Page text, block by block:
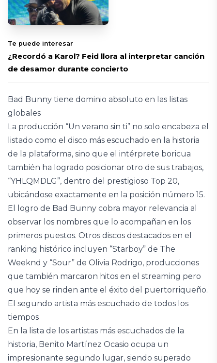
Te puede interesar
¿Recordó a Karol? Feid llora al interpretar canción
de desamor durante concierto
Bad Bunny tiene dominio absoluto en las listas
globales
La producción “Un verano sin ti” no solo encabeza el
listado como el disco más escuchado en la historia
de la plataforma, sino que el intérprete boricua
también ha logrado posicionar otro de sus trabajos,
“YHLQMDLG”, dentro del prestigioso Top 20,
ubicándose exactamente en la posición número 15.
El logro de Bad Bunny cobra mayor relevancia al
observar los nombres que lo acompañan en los
primeros puestos. Otros discos destacados en el
ranking histórico incluyen “Starboy” de The
Weeknd y “Sour” de Olivia Rodrigo, producciones
que también marcaron hitos en el streaming pero
que hoy se rinden ante el éxito del puertorriqueño.
El segundo artista más escuchado de todos los
tiempos
En la lista de los artistas más escuchados de la
historia, Benito Martínez Ocasio ocupa un
impresionante segundo lugar, siendo superado